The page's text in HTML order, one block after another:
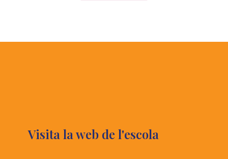
Visita la web de l'escola